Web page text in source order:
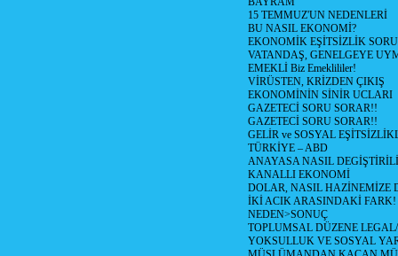
15 TEMMUZ'UN NEDENLERİ
BU NASIL EKONOMİ?
EKONOMİK EŞİTSİZLİK
VATANDAŞ, GENELGEYE
EMEKLİ Biz Emeklililer!
VİRÜSTEN, KRİZDEN ÇIKIŞ
EKONOMİNİN SİNİR UCLARI
GAZETECİ SORU SORAR!!
GAZETECİ SORU SORAR!!
GELİR ve SOSYAL
TÜRKİYE – ABD
ANAYASA NASIL
KANALLI EKONOMİ
DOLAR, NASIL HAZİNEMİZE
İKİ ACIK ARASINDAKİ FARK!
NEDEN>SONUÇ
TOPLUMSAL DÜZENE
YOKSULLUK VE SOSYAL